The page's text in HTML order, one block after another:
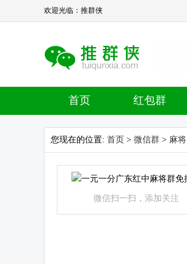
欢迎光临：推群侠
首页 红包群
您现在的位置: 首页 > 微信群 > 麻将
微信扫一扫，添加关注